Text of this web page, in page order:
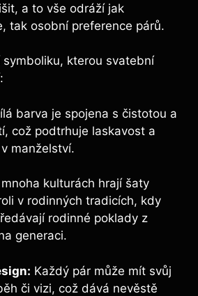
a to vše odráží jak
tak osobní preference párů.
symboliku, kterou svatební
barva je spojena s čistotou a
což podtrhuje laskavost a
manželství.
kulturách hrají šaty
v rodinných tradicích, kdy
rodinné poklady z
generaci.
Každý pár může mít svůj
či vizi, což dává nevěstě